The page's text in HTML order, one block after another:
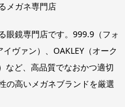
メガネ専門店
眼鏡専門店です。999.9（フォ
ヴァン）、OAKLEY（オーク
など、高品質でなおかつ適切
の高いメガネブランドを厳選